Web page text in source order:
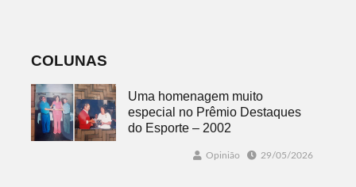
COLUNAS
Uma homenagem muito
especial no Prêmio Destaques
do Esporte – 2002
Opinião 29/05/2026